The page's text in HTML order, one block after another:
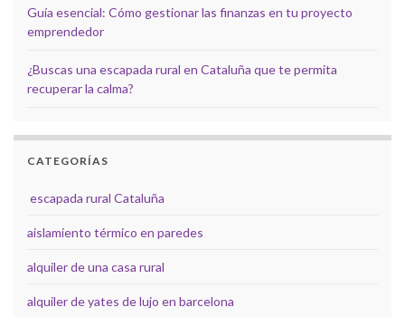
Guía esencial: Cómo gestionar las finanzas en tu proyecto
emprendedor
¿Buscas una escapada rural en Cataluña que te permita
recuperar la calma?
CATEGORÍAS
escapada rural Cataluña
aislamiento térmico en paredes
alquiler de una casa rural
alquiler de yates de lujo en barcelona